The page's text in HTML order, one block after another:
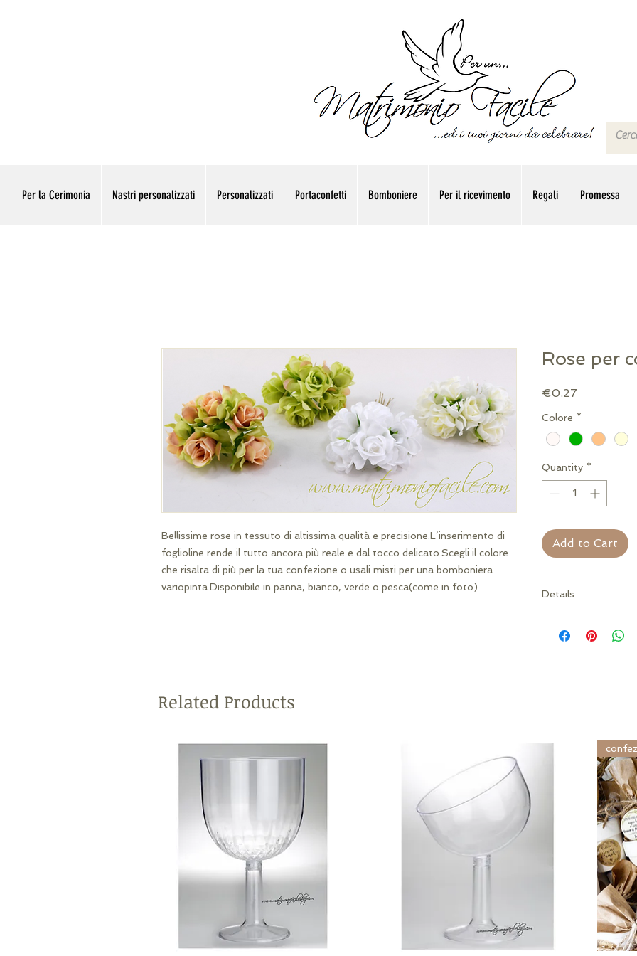
Per la Cerimonia Nastri personalizzati Personalizzati Portaconfetti Bomboniere Per il ricevimento Regali Promessa
Bellissime rose in tessuto di altissima qualità e precisione.L’inserimento di
foglioline rende il tutto ancora più reale e dal tocco delicato.Scegli il colore
che risalta di più per la tua confezione o usali misti per una bomboniera
variopinta.Disponibile in panna, bianco, verde o pesca(come in foto)
Rose per
€0.27
Colore *
Quantity *
Add to Cart
Details
Related Products